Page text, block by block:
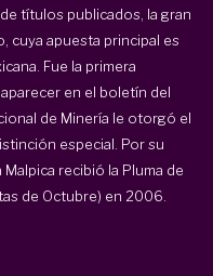
títulos publicados, la gran
cuya apuesta principal es
Fue la primera
en el boletín del
de Minería le otorgó el
especial. Por su
recibió la Pluma de
de Octubre) en 2006.